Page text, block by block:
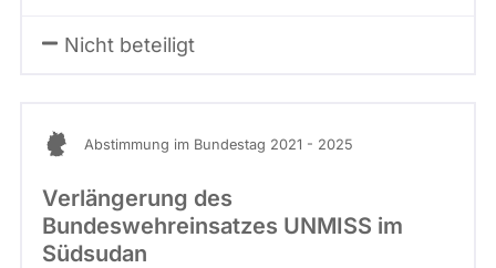
Nicht beteiligt
Abstimmung im Bundestag 2021 - 2025
Verlängerung des
Bundeswehreinsatzes UNMISS im
Südsudan